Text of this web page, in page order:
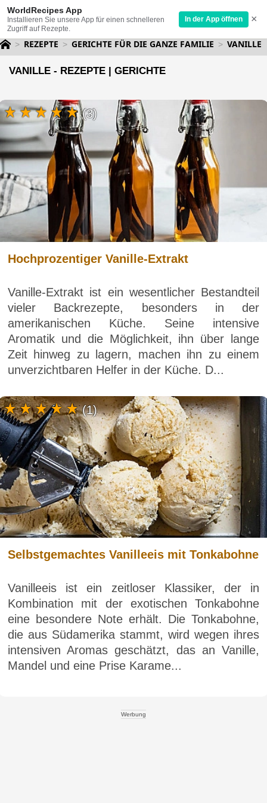
WorldRecipes App
Installieren Sie unsere App für einen schnelleren
Zugriff auf Rezepte.
In der App öffnen ×
REZEPTE GERICHTE FÜR DIE GANZE FAMILIE VANILLE
VANILLE - REZEPTE | GERICHTE
Hochprozentiger Vanille-Extrakt
Vanille-Extrakt ist ein wesentlicher Bestandteil
vieler Backrezepte, besonders in der
amerikanischen Küche. Seine intensive
Aromatik und die Möglichkeit, ihn über lange
Zeit hinweg zu lagern, machen ihn zu einem
unverzichtbaren Helfer in der Küche. D...
(3)
Selbstgemachtes Vanilleeis mit Tonkabohne
Vanilleeis ist ein zeitloser Klassiker, der in
Kombination mit der exotischen Tonkabohne
eine besondere Note erhält. Die Tonkabohne,
die aus Südamerika stammt, wird wegen ihres
intensiven Aromas geschätzt, das an Vanille,
Mandel und eine Prise Karame...
(1)
Werbung